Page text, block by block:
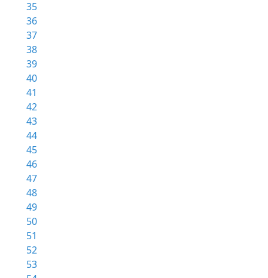
35
36
37
38
39
40
41
42
43
44
45
46
47
48
49
50
51
52
53